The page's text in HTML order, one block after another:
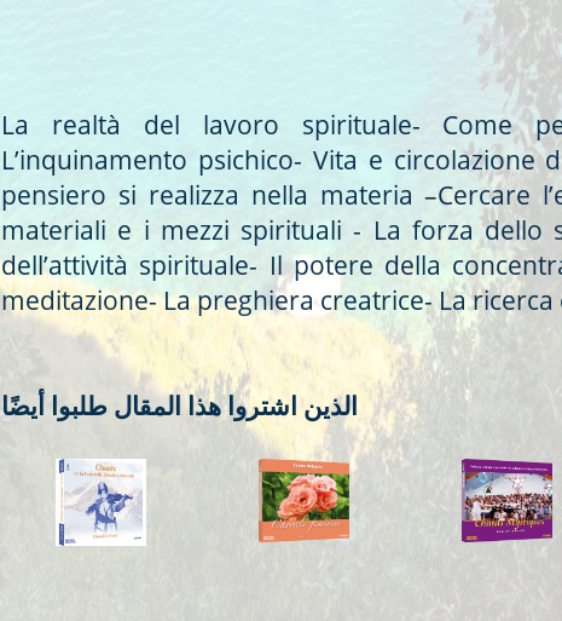
La realtà del lavoro spirituale- Come
L’inquinamento psichico- Vita e circolazione
pensiero si realizza nella materia –Cercare
materiali e i mezzi spirituali - La forza dello
dell’attività spirituale- Il potere della
meditazione- La preghiera creatrice- La ricerca
الذين اشتروا هذا المقال طلبوا أيضًا